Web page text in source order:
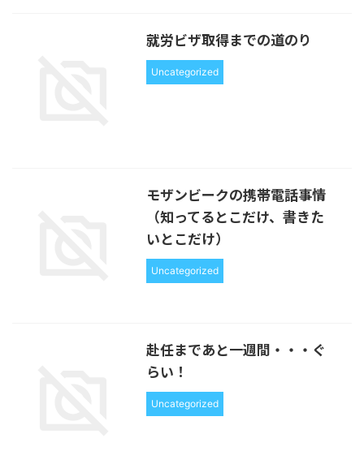
就労ビザ取得までの道のり
Uncategorized
モザンビークの携帯電話事情
（知ってるとこだけ、書きた
いとこだけ）
Uncategorized
赴任まであと一週間・・・ぐ
らい！
Uncategorized